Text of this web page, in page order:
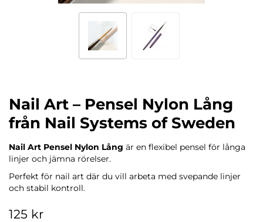
Nail Art – Pensel Nylon Lång
från Nail Systems of Sweden
Nail Art Pensel Nylon Lång är en flexibel pensel för långa
linjer och jämna rörelser.
Perfekt för nail art där du vill arbeta med svepande linjer
och stabil kontroll.
125 kr